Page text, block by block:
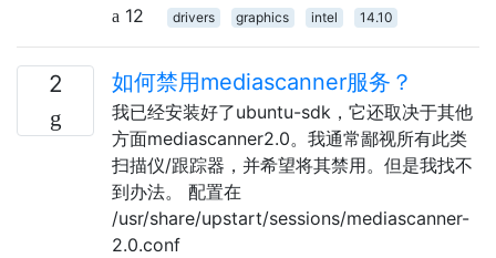
12 drivers graphics intel 14.10
2 如何禁用mediascanner服务？
我已经安装好了ubuntu-sdk，它还取决于其他
方面mediascanner2.0。我通常鄙视所有​​此类
扫描仪/跟踪器，并希望将其禁用。但是我找不
到办法。 配置在
/usr/share/upstart/sessions/mediascanner-
2.0.conf